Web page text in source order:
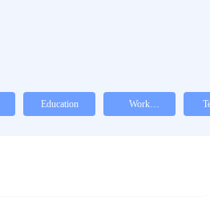
Education Work